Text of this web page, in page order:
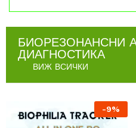
БИОРЕЗОНАНСНИ
ДИАГНОСТИКА
ВИЖ ВСИЧКИ
-9%